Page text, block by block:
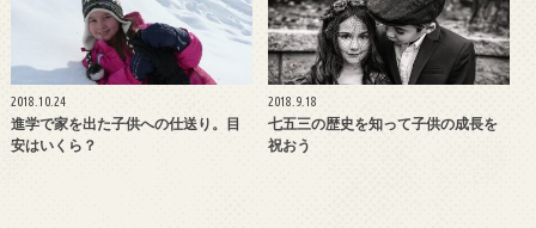
2018.10.24
進学で家を出た子供への仕送り。目
安はいくら？
2018.9.18
七五三の歴史を知って子供の成長を
祝おう